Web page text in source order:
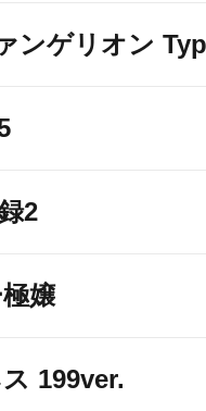
ンゲリオン
2
嬢
199ver.